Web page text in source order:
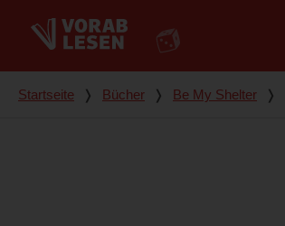
Du bist hier
Startseite ❭ Bücher ❭ Be My Shelter ❭